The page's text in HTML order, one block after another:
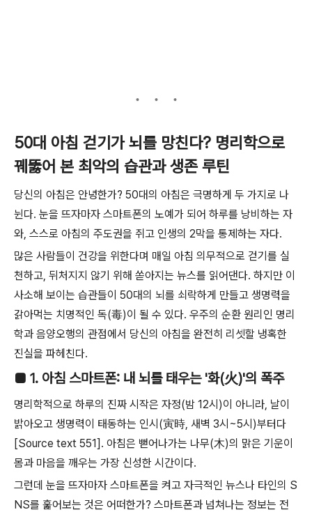
50대 아침 걷기가 뇌를 망친다? 명리학으로
꿰뚫어 본 최악의 습관과 생존 루틴
당신의 아침은 안녕한가? 50대의 아침은 극명하게 두 가지로 나
뉜다. 눈을 뜨자마자 스마트폰의 노예가 되어 하루를 낭비하는 자
와, 스스로 아침의 주도권을 쥐고 인생의 2막을 통제하는 자다.
많은 사람들이 건강을 위한다며 매일 아침 의무적으로 걷기를 실
천하고, 뒤처지지 않기 위해 쏟아지는 뉴스를 읽어댄다. 하지만 이
사소해 보이는 습관들이 50대의 뇌를 쇠락하게 만들고 생명력을
갉아먹는 치명적인 독(毒)이 될 수 있다. 우주의 순환 원리인 명리
학과 음양오행의 관점에서 당신의 아침을 완전히 리셋할 냉혹한
진실을 파헤친다.
■ 1. 아침 스마트폰: 내 뇌를 태우는 '화(火)'의 폭주
명리학적으로 하루의 진짜 시작은 자정(밤 12시)이 아니라, 날이
밝아오고 생명력이 태동하는 인시(寅時, 새벽 3시~5시)부터다
[Source text 551]. 아침은 뻗어나가는 나무(木)의 맑은 기운이
몸과 마음을 깨우는 가장 신성한 시간이다.
그런데 눈을 뜨자마자 스마트폰을 켜고 자극적인 뉴스나 타인의 S
NS를 훑어보는 것은 어떠한가? 스마트폰과 넘쳐나는 정보는 전